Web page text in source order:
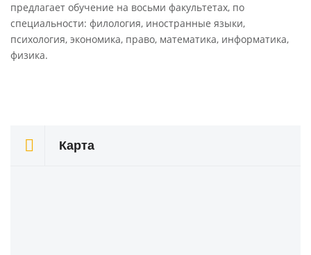
предлагает обучение на восьми факультетах, по
специальности: филология, иностранные языки,
психология, экономика, право, математика, информатика,
физика.
Карта